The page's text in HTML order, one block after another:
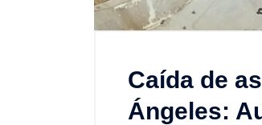
Caída de
Ángeles: